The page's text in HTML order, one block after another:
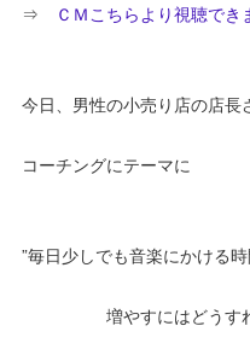
⇒ ＣＭこちらより視聴でき
今日、男性の小売り店の店長
コーチングにテーマに
”毎日少しでも音楽にかける
増やすにはどうすれ